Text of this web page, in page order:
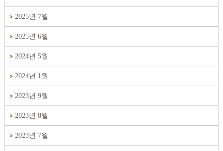
2025년 7월
2025년 6월
2024년 5월
2024년 1월
2023년 9월
2023년 8월
2023년 7월